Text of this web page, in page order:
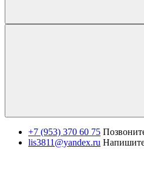
+7 (953) 370 60 75
lis3811@yandex.ru